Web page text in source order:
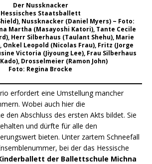
Der Nussknacker
Hessisches Staatsballett
Nussknacker (Daniel Myers) ~ Foto:
Martha (Masayoshi Katori), Tante Cecile
Herr Silberhaus (Taulant Shehu), Marie
Onkel Leopold (Nicolas Frau), Fritz (Jorge
Victoria (Jiyoung Lee), Frau Silberhaus
Drosselmeier (Ramon John)
Foto: Regina Brocke
erfordert eine Umstellung mancher
Wobei auch hier die
den Abschluss des ersten Akts bildet. Sie
und dürfte für alle den
bieten. Unter zartem Schneefall
bei der das Hessische
der Ballettschule Michna